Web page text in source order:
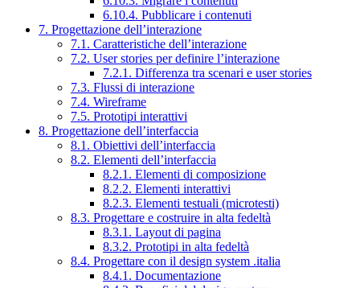
6.10.4. Pubblicare i contenuti
7. Progettazione dell’interazione
7.1. Caratteristiche dell’interazione
7.2. User stories per definire l’interazione
7.2.1. Differenza tra scenari e user stories
7.3. Flussi di interazione
7.4. Wireframe
7.5. Prototipi interattivi
8. Progettazione dell’interfaccia
8.1. Obiettivi dell’interfaccia
8.2. Elementi dell’interfaccia
8.2.1. Elementi di composizione
8.2.2. Elementi interattivi
8.2.3. Elementi testuali (microtesti)
8.3. Progettare e costruire in alta fedeltà
8.3.1. Layout di pagina
8.3.2. Prototipi in alta fedeltà
8.4. Progettare con il design system .italia
8.4.1. Documentazione